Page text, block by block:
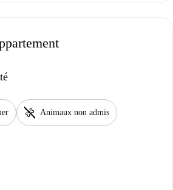
pet_supplies Animaux non admis